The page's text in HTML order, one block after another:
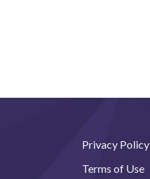
Privacy Policy
Terms of Use